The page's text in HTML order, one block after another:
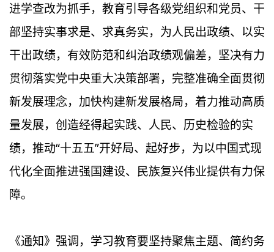
进学查改为抓手，教育引导各级党组织和党员、干
部坚持实事求是、求真务实，为人民出政绩、以实
干出政绩，有效防范和纠治政绩观偏差，坚决有力
贯彻落实党中央重大决策部署，完整准确全面贯彻
新发展理念，加快构建新发展格局，着力推动高质
量发展，创造经得起实践、人民、历史检验的实
绩，推动“十五五”开好局、起好步，为以中国式现
代化全面推进强国建设、民族复兴伟业提供有力保
障。
《通知》强调，学习教育要坚持聚焦主题、简约务